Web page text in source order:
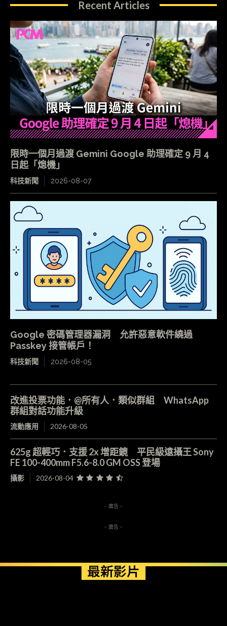
Recent Articles
限時一個月過渡 Gemini Google 助理確定 9 月 4
日起「熄機」
科技新聞 2026-08-07
Google 密碼管理器漏洞 允許惡意軟件繞過
Passkey 接管帳戶！
科技新聞 2026-08-05
改進投票功能．@所有人．類似群組 WhatsApp
群組對話功能升級
流動應用 2026-08-05
625g 超輕巧．支援 2x 增距鏡 平民級遠攝王 Sony
FE 100-400mm F5.6-8.0 GM OSS 登場
攝影 2026-08-04
- 廣告 -
- 廣告 -
最新影片